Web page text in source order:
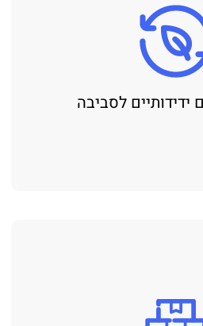
ידידותיים לסביבה